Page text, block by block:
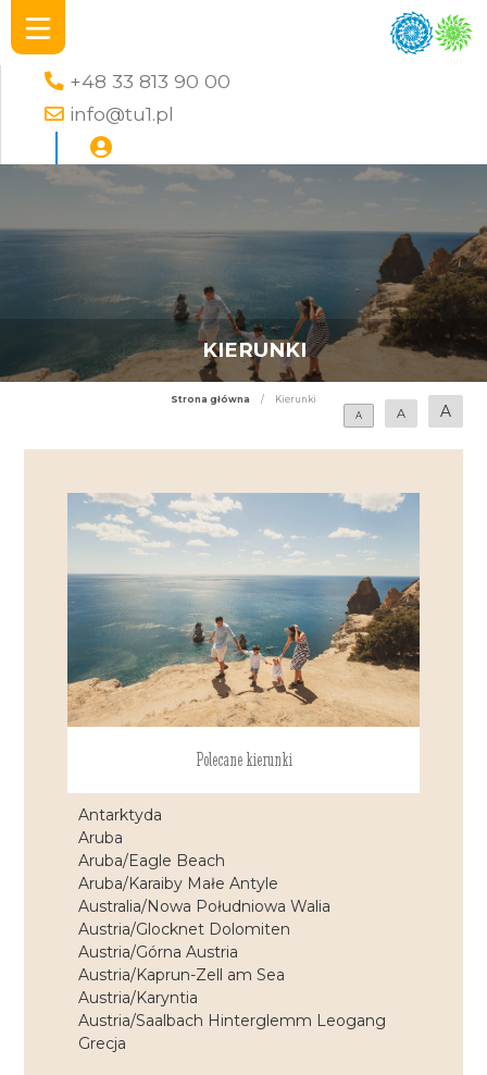
+48 33 813 90 00
info@tu1.pl
KIERUNKI
Strona główna /
Kierunki
A
A A
Polecane kierunki
Antarktyda
Aruba
Aruba/Eagle Beach
Aruba/Karaiby Małe Antyle
Australia/Nowa Południowa Walia
Austria/Glocknet Dolomiten
Austria/Górna Austria
Austria/Kaprun-Zell am Sea
Austria/Karyntia
Austria/Saalbach Hinterglemm Leogang
Grecja